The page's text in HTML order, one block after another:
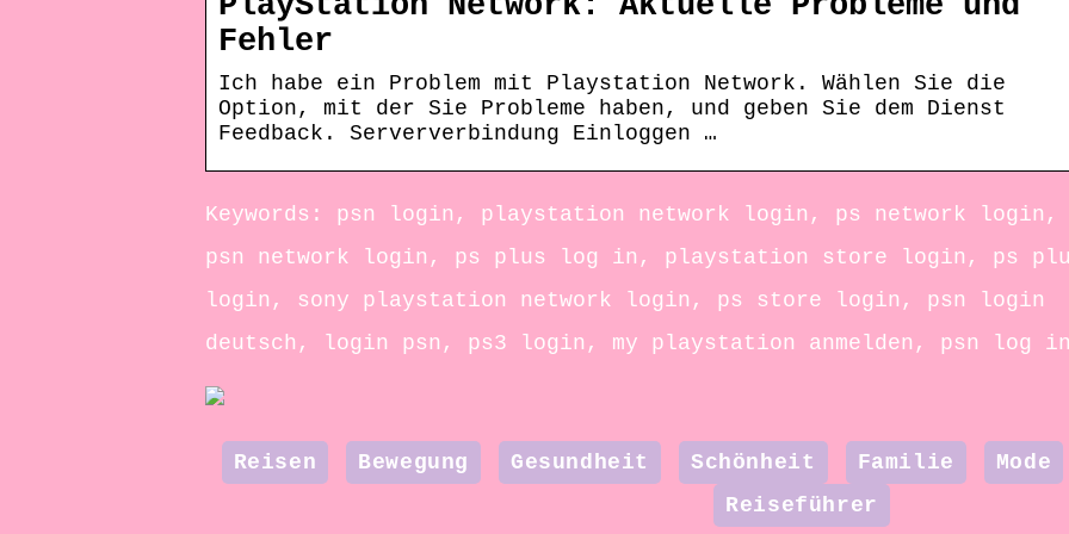
Fehler
Ich habe ein Problem mit Playstation Network. Wählen Sie die
Option, mit der Sie Probleme haben, und geben Sie dem Dienst
Feedback. Serververbindung Einloggen …
Keywords: psn login, playstation network login, ps network login,
psn network login, ps plus log in, playstation store login, ps
login, sony playstation network login, ps store login, psn login
deutsch, login psn, ps3 login, my playstation anmelden, psn log in
Reisen Bewegung Gesundheit Schönheit Familie Mode
Reiseführer